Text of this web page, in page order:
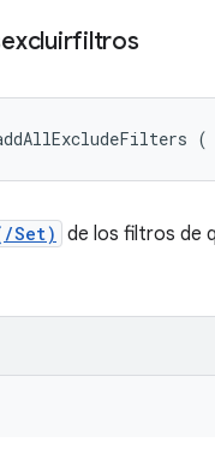
(
Set) de los filtros de